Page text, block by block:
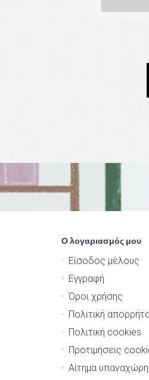
Ο λογαριασμός μου
Είσοδος μέλους
Εγγραφή
Όροι χρήσης
Πολιτική
Πολιτική cookies
Προτιμήσεις
Αίτημα